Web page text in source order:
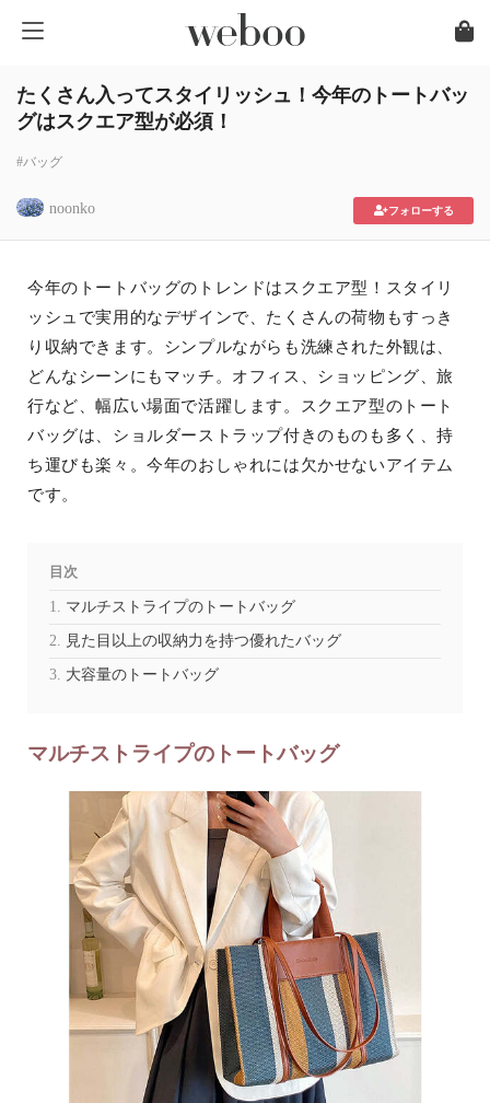
たくさん入ってスタイリッシュ！今年のトートバッ
グはスクエア型が必須！
#バッグ
noonko フォローする
今年のトートバッグのトレンドはスクエア型！スタイリ
ッシュで実用的なデザインで、たくさんの荷物もすっき
り収納できます。シンプルながらも洗練された外観は、
どんなシーンにもマッチ。オフィス、ショッピング、旅
行など、幅広い場面で活躍します。スクエア型のトート
バッグは、ショルダーストラップ付きのものも多く、持
ち運びも楽々。今年のおしゃれには欠かせないアイテム
です。
目次
マルチストライプのトートバッグ
見た目以上の収納力を持つ優れたバッグ
大容量のトートバッグ
マルチストライプのトートバッグ